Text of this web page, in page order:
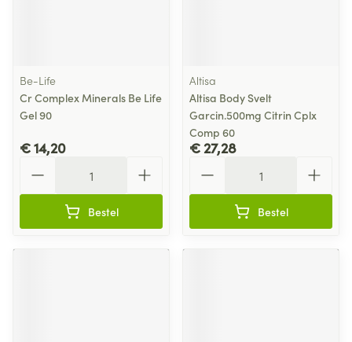
Be-Life
Cr Complex Minerals Be Life
Gel 90
€ 14,20
Bestel
Altisa
Altisa Body Svelt
Garcin.500mg Citrin Cplx
Comp 60
€ 27,28
Bestel